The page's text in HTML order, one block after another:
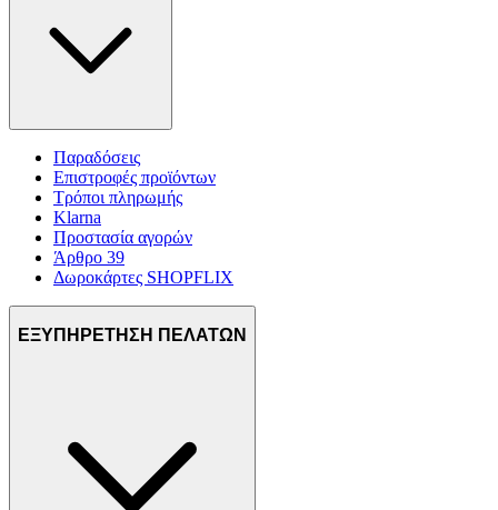
Παραδόσεις
Επιστροφές προϊόντων
Τρόποι πληρωμής
Klarna
Προστασία αγορών
Άρθρο 39
Δωροκάρτες SHOPFLIX
ΕΞΥΠΗΡΕΤΗΣΗ ΠΕΛΑΤΩΝ